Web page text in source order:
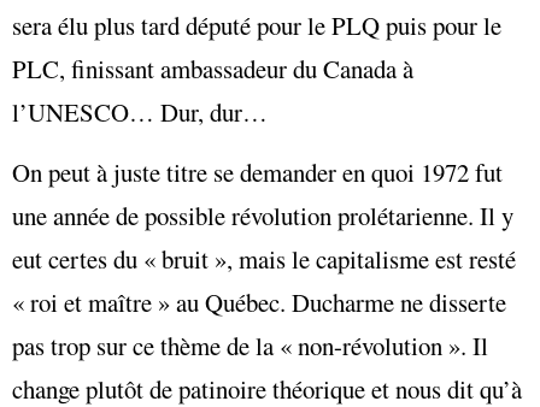
sera élu plus tard député pour le PLQ puis pour le
PLC, finissant ambassadeur du Canada à
l’UNESCO… Dur, dur…
On peut à juste titre se demander en quoi 1972 fut
une année de possible révolution prolétarienne. Il y
eut certes du « bruit », mais le capitalisme est resté
« roi et maître » au Québec. Ducharme ne disserte
pas trop sur ce thème de la « non-révolution ». Il
change plutôt de patinoire théorique et nous dit qu’à